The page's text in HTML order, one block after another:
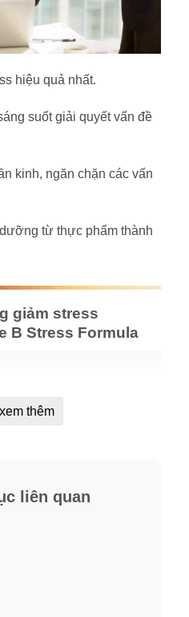
hiệu quả nhất.
suốt giải quyết vấn đề
kinh, ngăn chặn các vấn
từ thực phẩm thành
giảm stress
B Stress Formula
thêm
liên quan